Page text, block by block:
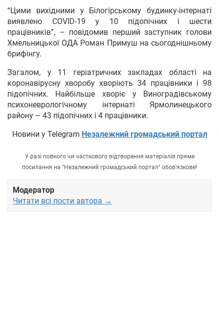
“Цими вихідними у Білогірському будинку-інтернаті
виявлено COVID-19 у 10 підопічних і шести
працівників”, – повідомив перший заступник голови
Хмельницької ОДА Роман Примуш на сьогоднішньому
брифінгу.
Загалом, у 11 геріатричних закладах області на
коронавірусну хворобу хворіють 34 працівники і 98
підопічних. Найбільше хворіє у Виноградівському
психоневрологічному інтернаті Ярмолинецького
району – 43 підопічних і 4 працівники.
Новини у Telegram Незалежний громадський портал
У разі повного чи часткового відтворення матеріалів пряме
посилання на "Незалежний громадський портал" обов'язкове!
Модератор
Читати всі пости автора →